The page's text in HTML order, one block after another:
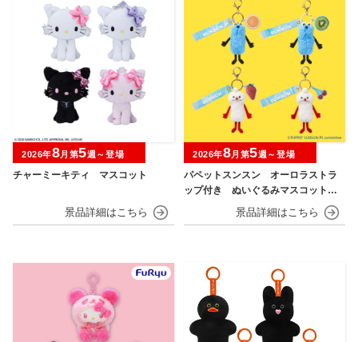
チャーミーキティ マスコット
2026年8月第5週～登場
パペットスンスン オーロラストラ
ップ付き ぬいぐるみマスコット
フルーツver.
2026年8月第5週～登場